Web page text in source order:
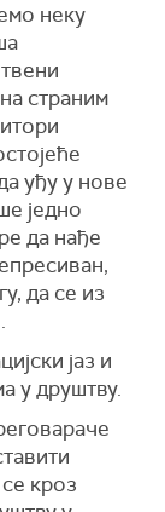
неку
страним
уђу у нове
једно
да нађе
да се из
јаз и
у друштву.
кроз